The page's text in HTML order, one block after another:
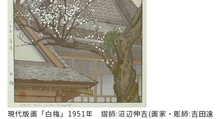
現代版画「白梅」1951年 摺師:沼辺伸吉(画家・彫師:吉田遠